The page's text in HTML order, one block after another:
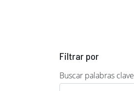
Filtrar por
Buscar palabras clave